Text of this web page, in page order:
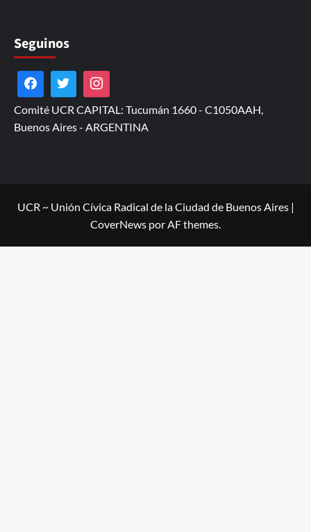
Seguinos
Comité UCR CAPITAL: Tucumán 1660 - C1050AAH,
Buenos Aires - ARGENTINA
UCR ~ Unión Cívica Radical de la Ciudad de Buenos Aires |
CoverNews por AF themes.